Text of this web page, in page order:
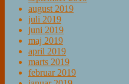
august 2019
juli 2019
juni 2019
maj 2019
april 2019
marts 2019
februar 2019